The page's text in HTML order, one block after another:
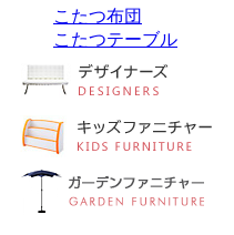
こたつ布団
こたつテーブル